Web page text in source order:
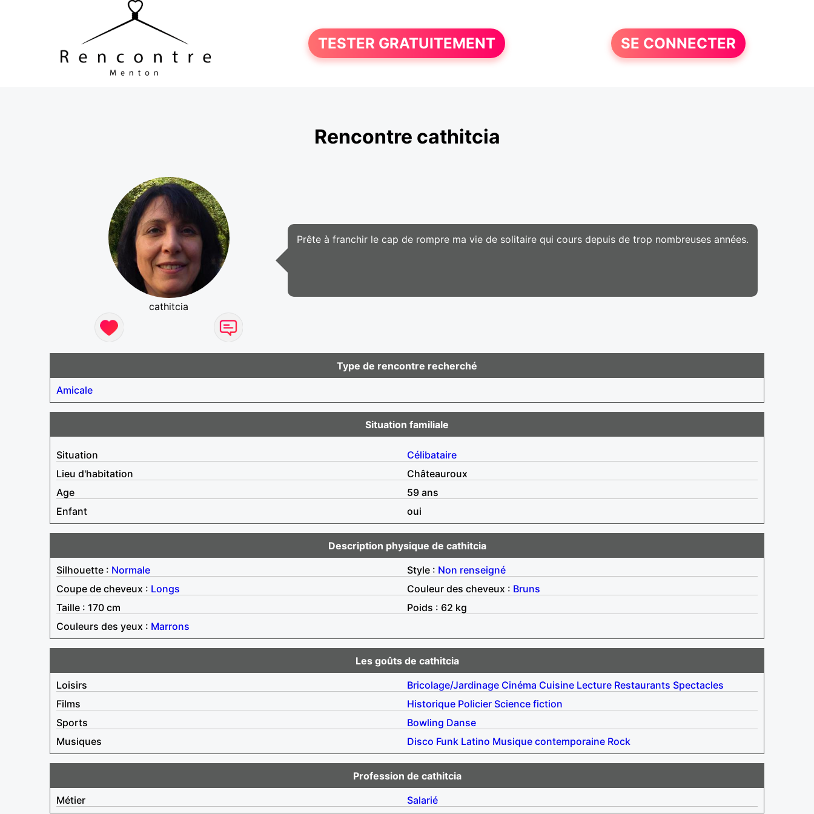
TESTER GRATUITEMENT SE CONNECTER
Rencontre cathitcia
cathitcia
Prête à franchir le cap de rompre ma vie de solitaire qui cours depuis de trop nombreuses années.
Type de rencontre recherché
Amicale
Situation familiale
Situation
Célibataire
Lieu d'habitation
Châteauroux
Age
59 ans
Enfant
oui
Description physique de cathitcia
Silhouette : Normale Style : Non renseigné
Coupe de cheveux : Longs Couleur des cheveux : Bruns
Taille : 170 cm
Poids : 62 kg
Couleurs des yeux : Marrons
Les goûts de cathitcia
Loisirs
Bricolage/Jardinage Cinéma Cuisine Lecture Restaurants Spectacles
Films
Historique Policier Science fiction
Sports
Bowling Danse
Musiques
Disco Funk Latino Musique contemporaine Rock
Profession de cathitcia
Métier
Salarié